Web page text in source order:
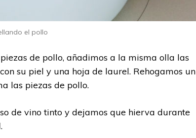
el pollo
de pollo, añadimos a la misma olla las
su piel y una hoja de laurel. Rehogamos un
las piezas de pollo.
de vino tinto y dejamos que hierva durante